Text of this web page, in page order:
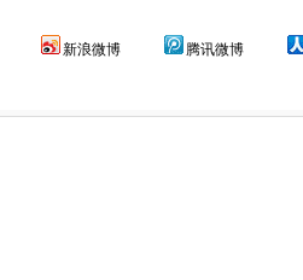
新浪微博 腾讯微博